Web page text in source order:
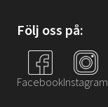
Följ oss på:
FacebookInstagram